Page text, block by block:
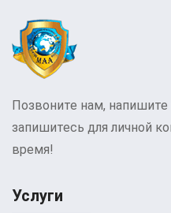
Симптомы
первая
приезда
сильную физическую
Позвоните нам,
запишитесь для личной
время!
Услуги